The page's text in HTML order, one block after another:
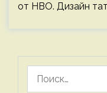
от HBO. Дизайн